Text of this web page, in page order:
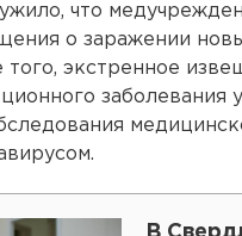
что
о заражении
того, экстренное
заболевания